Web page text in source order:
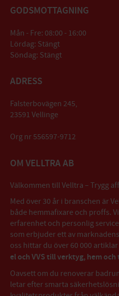
GODSMOTTAGNING
Mån - Fre: 08:00 - 16:00
Lördag: Stängt
Söndag: Stängt
ADRESS
Falsterbovägen 245,
23591 Vellinge
Org nr 556597-9712
OM VELLTRA AB
Välkommen till Velltra – Trygg
Med över 30 år i branschen är
både hemmafixare och proffs.
erfarenhet och personlig
som erbjuder ett av
oss hittar du över 60 000
el och VVS till verktyg, hem
Oavsett om du renoverar
letar efter smarta